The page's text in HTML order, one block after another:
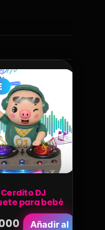
Cerdito DJ
para bebé
Añadir al